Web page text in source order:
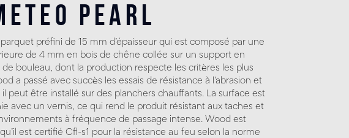
Pearl
préfini de 15 mm d’épaisseur qui est composé par une
de 4 mm en bois de chêne collée sur un support en
bouleau, dont la production respecte les critères les plus
a passé avec succès les essais de résistance à l’abrasion et
peut être installé sur des planchers chauffants. La surface est
avec un vernis, ce qui rend le produit résistant aux taches et
à fréquence de passage intense. Wood est
est certifié Cfl-s1 pour la résistance au feu selon la norme